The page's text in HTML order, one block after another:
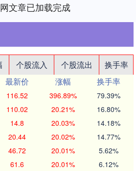
文章已加载完成
个股流入 个股流出
换手率
最新价 涨幅
换手率
116.52 396.89% 79.39%
110.02 20.21% 16.80%
14.8 20.03% 14.18%
20.44 20.02% 14.77%
46.72 20.01% 5.62%
61.6 20.01% 6.12%